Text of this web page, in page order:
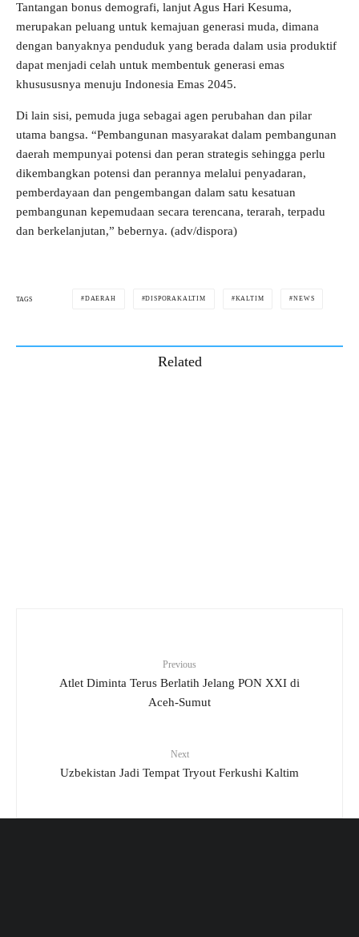
Tantangan bonus demografi, lanjut Agus Hari Kesuma,
merupakan peluang untuk kemajuan generasi muda, dimana
dengan banyaknya penduduk yang berada dalam usia produktif
dapat menjadi celah untuk membentuk generasi emas
khusususnya menuju Indonesia Emas 2045.
Di lain sisi, pemuda juga sebagai agen perubahan dan pilar
utama bangsa. “Pembangunan masyarakat dalam pembangunan
daerah mempunyai potensi dan peran strategis sehingga perlu
dikembangkan potensi dan perannya melalui penyadaran,
pemberdayaan dan pengembangan dalam satu kesatuan
pembangunan kepemudaan secara terencana, terarah, terpadu
dan berkelanjutan,” bebernya. (adv/dispora)
TAGS DAERAH DISPORAKALTIM KALTIM NEWS
Related
Previous
Atlet Diminta Terus Berlatih Jelang PON XXI di
Aceh-Sumut
Next
Uzbekistan Jadi Tempat Tryout Ferkushi Kaltim